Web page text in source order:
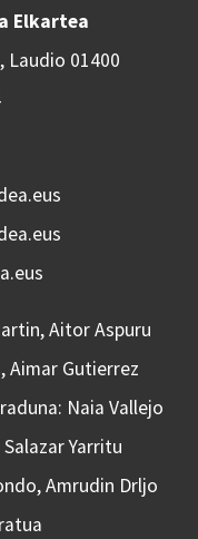
Elkartea
Laudio 01400
Aitor Aspuru
Aimar Gutierrez
Naia Vallejo
Yarritu
Amrudin Drljo